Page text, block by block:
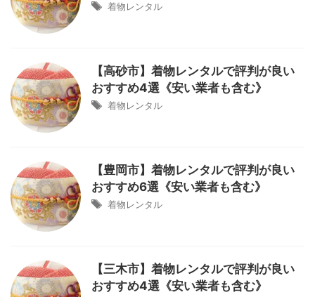
着物レンタル
【高砂市】着物レンタルで評判が良い
おすすめ4選《安い業者も含む》
着物レンタル
【豊岡市】着物レンタルで評判が良い
おすすめ6選《安い業者も含む》
着物レンタル
【三木市】着物レンタルで評判が良い
おすすめ4選《安い業者も含む》